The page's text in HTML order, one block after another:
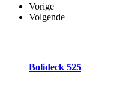
Vorige
Volgende
Bolideck 525